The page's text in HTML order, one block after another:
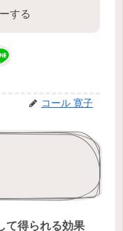
する
コール 寛子
て得られる効果